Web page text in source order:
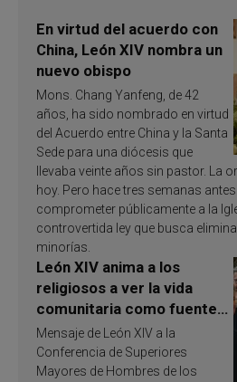
En virtud del acuerdo con
China, León XIV nombra un
nuevo obispo
Mons. Chang Yanfeng, de 42
años, ha sido nombrado en virtud
del Acuerdo entre China y la Santa
Sede para una diócesis que
llevaba veinte años sin pastor. La
hoy. Pero hace tres semanas
comprometer públicamente a la
controvertida ley que busca
minorías.
León XIV anima a los
religiosos a ver la vida
comunitaria como fuente
de inspiración y
santificación
Mensaje de León XIV a la
Conferencia de Superiores
Mayores de Hombres de los